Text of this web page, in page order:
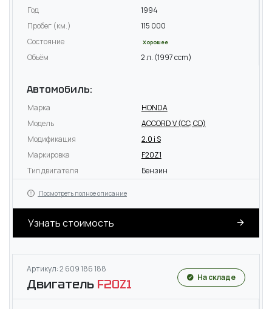
Год
1994
Пробег (км.)
115 000
Состояние
Хорошее
Объём 2 л. (1997 ccm)
Автомобиль:
Марка
HONDA
Модель
ACCORD V (CC, CD)
Модификация
2.0 i S
Маркировка
F20Z1
Тип двигателя
Бензин
Посмотреть полное описание
Узнать стоимость
Артикул: 2 609 186 188
Двигатель F20Z1 На складе